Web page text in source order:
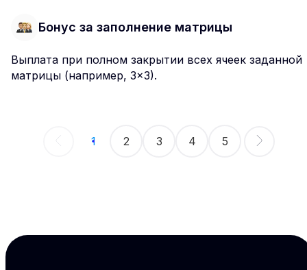
Бонус за заполнение матрицы
Выплата при полном закрытии всех ячеек заданной
матрицы (например, 3×3).
1 2 3 4 5